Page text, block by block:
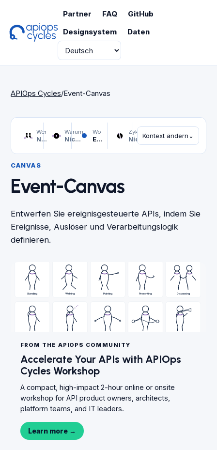
Partner FAQ
GitHub
Designsystem
Daten
Sprache
APIOps Cycles/Event-Canvas
Wer
Nicht ausgewählt
Warum
Nicht ausgewählt
Wo
Event-Canvas
Zyklus
Nicht ausgewählt
Kontext ändern⌄
CANVAS
Event-Canvas
Entwerfen Sie ereignisgesteuerte APIs, indem Sie
Ereignisse, Auslöser und Verarbeitungslogik
definieren.
FROM THE APIOPS COMMUNITY
Accelerate Your APIs with APIOps
Cycles Workshop
A compact, high-impact 2-hour online or onsite
workshop for API product owners, architects,
platform teams, and IT leaders.
Learn more →